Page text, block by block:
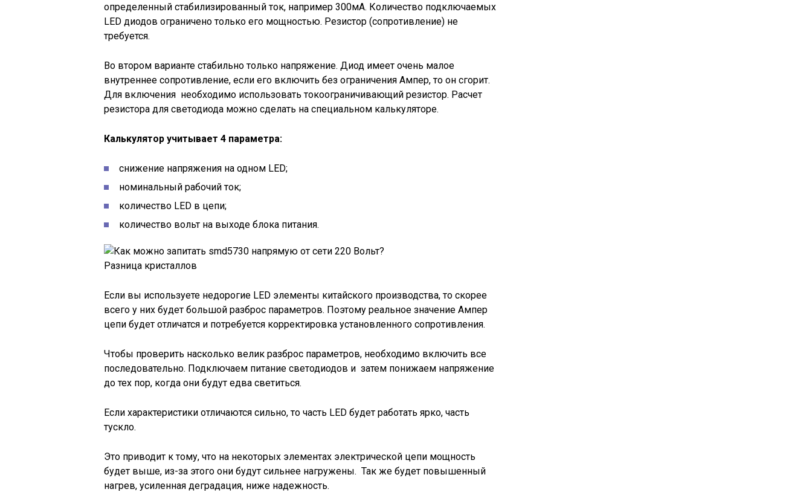
определенный стабилизированный ток, например 300мА. Количество подключаемых
LED диодов ограничено только его мощностью. Резистор (сопротивление) не
требуется.
Во втором варианте стабильно только напряжение. Диод имеет очень малое
внутреннее сопротивление, если его включить без ограничения Ампер, то он сгорит.
Для включения необходимо использовать токоограничивающий резистор. Расчет
резистора для светодиода можно сделать на специальном калькуляторе.
Калькулятор учитывает 4 параметра:
снижение напряжения на одном LED;
номинальный рабочий ток;
количество LED в цепи;
количество вольт на выходе блока питания.
Разница кристаллов
Если вы используете недорогие LED элементы китайского производства, то скорее
всего у них будет большой разброс параметров. Поэтому реальное значение Ампер
цепи будет отличатся и потребуется корректировка установленного сопротивления.
Чтобы проверить насколько велик разброс параметров, необходимо включить все
последовательно. Подключаем питание светодиодов и затем понижаем напряжение
до тех пор, когда они будут едва светиться.
Если характеристики отличаются сильно, то часть LED будет работать ярко, часть
тускло.
Это приводит к тому, что на некоторых элементах электрической цепи мощность
будет выше, из-за этого они будут сильнее нагружены. Так же будет повышенный
нагрев, усиленная деградация, ниже надежность.